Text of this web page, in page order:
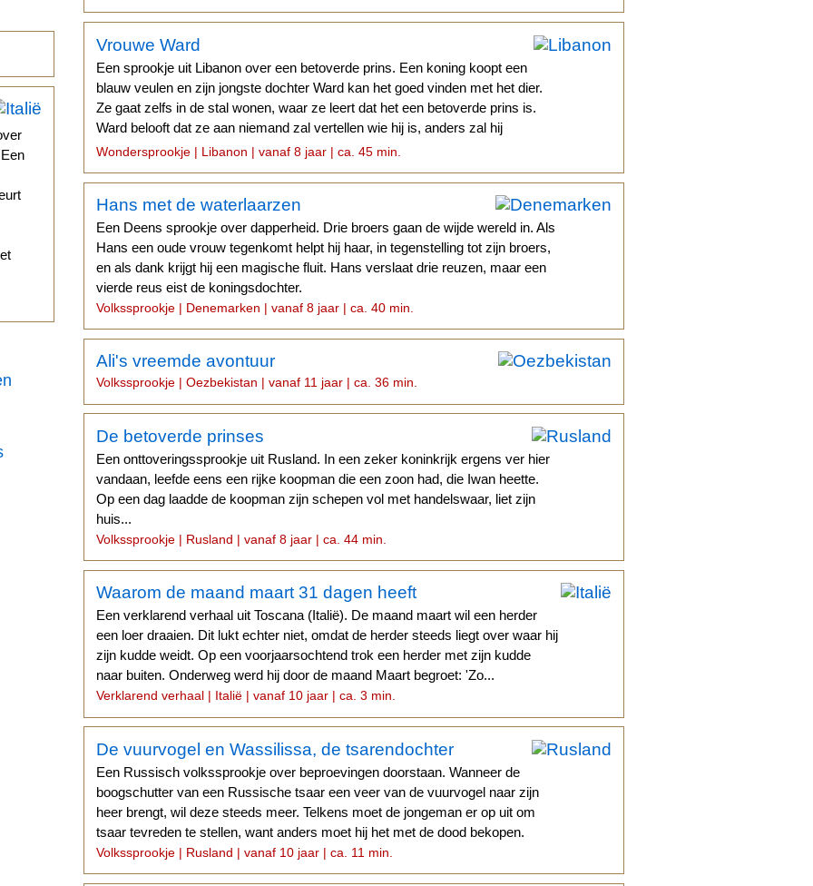
Vrouwe Ward
Een sprookje uit Libanon over een betoverde prins. Een koning koopt een
blauw veulen en zijn jongste dochter Ward kan het goed vinden met het dier.
Ze gaat zelfs in de stal wonen, waar ze leert dat het een betoverde prins is.
Ward belooft dat ze aan niemand zal vertellen wie hij is, anders zal hij
verdwijnen.
Wondersprookje | Libanon | vanaf 8 jaar | ca. 45 min.
Hans met de waterlaarzen
Een Deens sprookje over dapperheid. Drie broers gaan de wijde wereld in. Als
Hans een oude vrouw tegenkomt helpt hij haar, in tegenstelling tot zijn broers,
en als dank krijgt hij een magische fluit. Hans verslaat drie reuzen, maar een
vierde reus eist de koningsdochter.
Volkssprookje | Denemarken | vanaf 8 jaar | ca. 40 min.
Ali's vreemde avontuur
Volkssprookje | Oezbekistan | vanaf 11 jaar | ca. 36 min.
De betoverde prinses
Een onttoveringssprookje uit Rusland. In een zeker koninkrijk ergens ver hier
vandaan, leefde eens een rijke koopman die een zoon had, die Iwan heette.
Op een dag laadde de koopman zijn schepen vol met handelswaar, liet zijn
huis...
Volkssprookje | Rusland | vanaf 8 jaar | ca. 44 min.
Waarom de maand maart 31 dagen heeft
Een verklarend verhaal uit Toscana (Italië). De maand maart wil een herder
een loer draaien. Dit lukt echter niet, omdat de herder steeds liegt over waar hij
zijn kudde weidt. Op een voorjaarsochtend trok een herder met zijn kudde
naar buiten. Onderweg werd hij door de maand Maart begroet: 'Zo...
Verklarend verhaal | Italië | vanaf 10 jaar | ca. 3 min.
De vuurvogel en Wassilissa, de tsarendochter
Een Russisch volkssprookje over beproevingen doorstaan. Wanneer de
boogschutter van een Russische tsaar een veer van de vuurvogel naar zijn
heer brengt, wil deze steeds meer. Telkens moet de jongeman er op uit om
tsaar tevreden te stellen, want anders moet hij het met de dood bekopen.
Volkssprookje | Rusland | vanaf 10 jaar | ca. 11 min.